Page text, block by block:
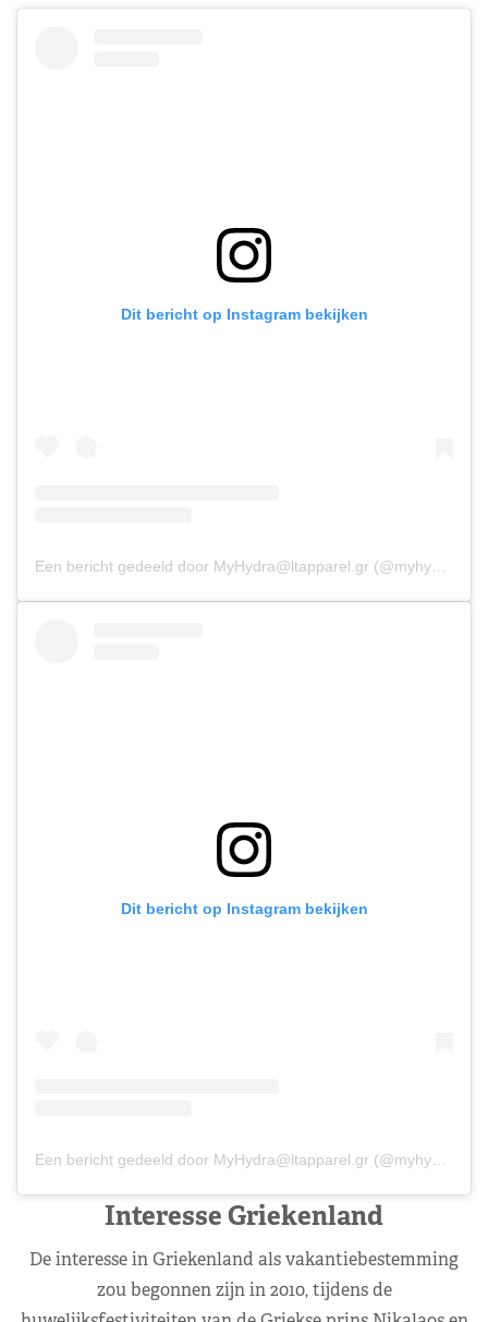
Dit bericht op Instagram bekijken
Een bericht gedeeld door MyHydra@ltapparel.gr (@myhydraboutique)
Dit bericht op Instagram bekijken
Een bericht gedeeld door MyHydra@ltapparel.gr (@myhydraboutique)
Interesse Griekenland
De interesse in Griekenland als vakantiebestemming
zou begonnen zijn in 2010, tijdens de